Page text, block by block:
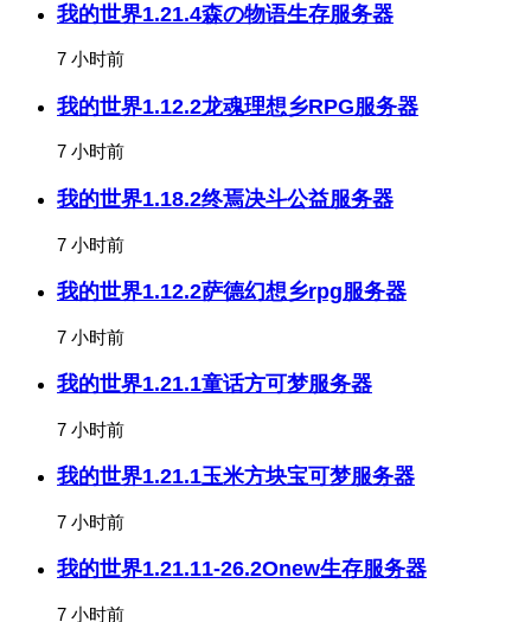
我的世界1.21.4森の物语生存服务器
7 小时前
我的世界1.12.2龙魂理想乡RPG服务器
7 小时前
我的世界1.18.2终焉决斗公益服务器
7 小时前
我的世界1.12.2萨德幻想乡rpg服务器
7 小时前
我的世界1.21.1童话方可梦服务器
7 小时前
我的世界1.21.1玉米方块宝可梦服务器
7 小时前
我的世界1.21.11-26.2Onew生存服务器
7 小时前